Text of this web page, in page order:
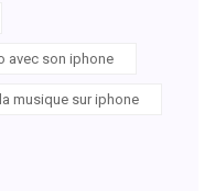
avec son iphone
musique sur iphone